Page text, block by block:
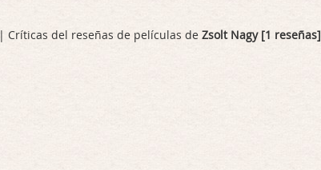
| Críticas del reseñas de películas de Zsolt Nagy [1 reseñas]